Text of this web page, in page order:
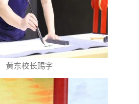
黄东校长赐字